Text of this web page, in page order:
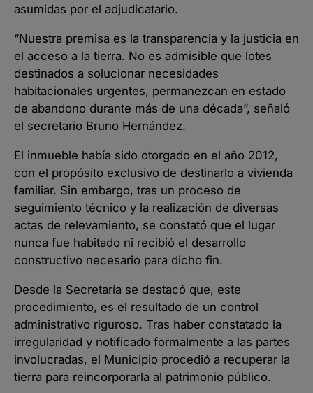
asumidas por el adjudicatario.
“Nuestra premisa es la transparencia y la justicia en
el acceso a la tierra. No es admisible que lotes
destinados a solucionar necesidades
habitacionales urgentes, permanezcan en estado
de abandono durante más de una década”, señaló
el secretario Bruno Hernández.
El inmueble había sido otorgado en el año 2012,
con el propósito exclusivo de destinarlo a vivienda
familiar. Sin embargo, tras un proceso de
seguimiento técnico y la realización de diversas
actas de relevamiento, se constató que el lugar
nunca fue habitado ni recibió el desarrollo
constructivo necesario para dicho fin.
Desde la Secretaría se destacó que, este
procedimiento, es el resultado de un control
administrativo riguroso. Tras haber constatado la
irregularidad y notificado formalmente a las partes
involucradas, el Municipio procedió a recuperar la
tierra para reincorporarla al patrimonio público.